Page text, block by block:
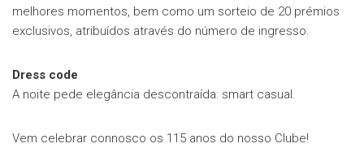
melhores momentos, bem como um sorteio de 20 prémios
exclusivos, atribuídos através do número de ingresso.
Dress code
A noite pede elegância descontraída: smart casual.
Vem celebrar connosco os 115 anos do nosso Clube!